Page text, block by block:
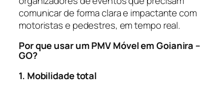
comunicar de forma clara e impactante com
motoristas e pedestres, em tempo real.
Por que usar um PMV Móvel em Goianira –
GO?
1. Mobilidade total